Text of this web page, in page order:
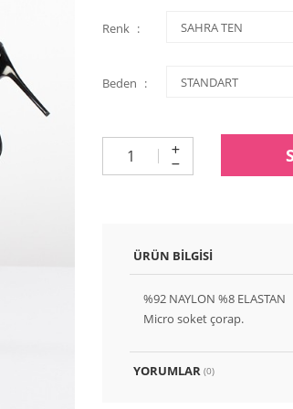
Renk
Beden
ÜRÜN BILGISI
%92 NAYLON %8 ELASTAN
Micro soket çorap.
YORUMLAR (0)